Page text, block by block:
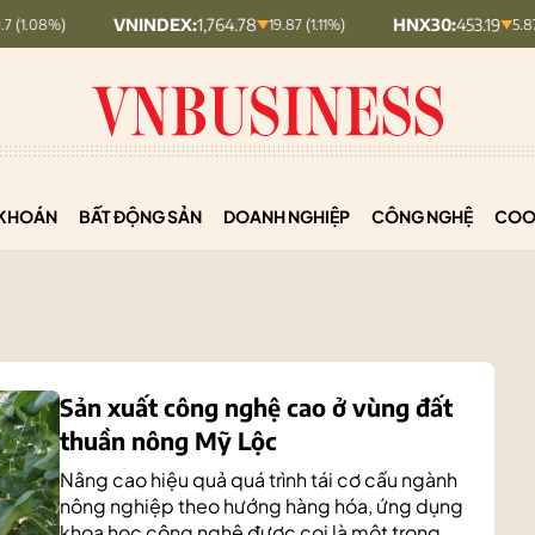
VNINDEX: 1,764.78 19.87 (1.11%) HNX30: 453.19 5.87 (1.28%)
BẤT ĐỘNG SẢN DOANH NGHIỆP CÔNG NGHỆ
Sản xuất công nghệ cao ở vùng đất
thuần nông Mỹ Lộc
Nâng cao hiệu quả quá trình tái cơ cấu ngành
nông nghiệp theo hướng hàng hóa, ứng dụng